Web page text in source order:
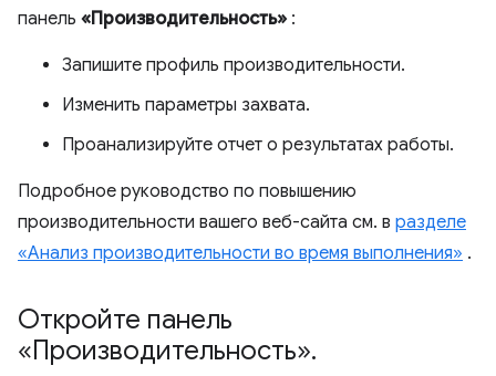
панель «Производительность» :
Запишите профиль производительности.
Изменить параметры захвата.
Проанализируйте отчет о результатах работы.
Подробное руководство по повышению
производительности вашего веб-сайта см. в разделе
«Анализ производительности во время выполнения» .
Откройте панель
«Производительность».